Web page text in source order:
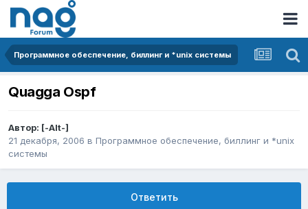
Программное обеспечение, биллинг и *unix системы
Quagga Ospf
Автор: [-Alt-]
21 декабря, 2006 в Программное обеспечение, биллинг и *unix
системы
Ответить